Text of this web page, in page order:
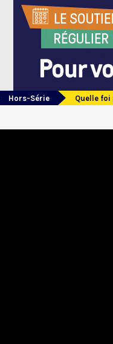
Hors-Série Quelle